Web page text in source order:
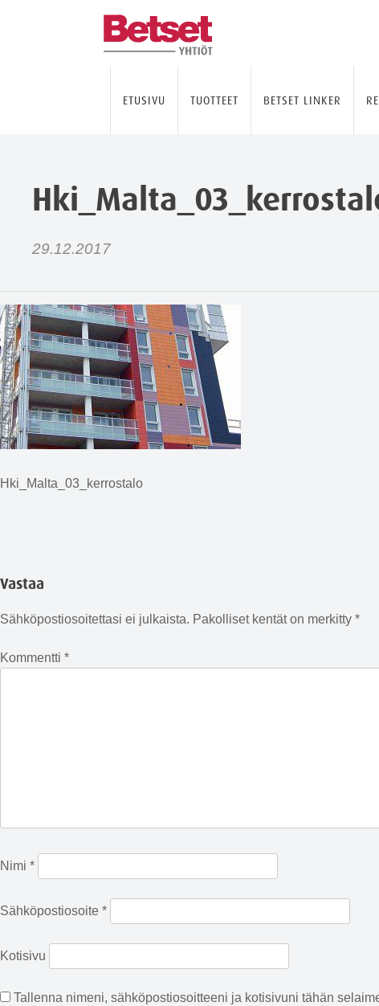
ETUSIVU TUOTTEET BETSET LINKER
29.12.2017
Hki_Malta_03_kerrostalo
Vastaa
Sähköpostiosoitettasi ei julkaista. Pakolliset kentät on merkitty *
Kommentti *
Nimi *
Sähköpostiosoite *
Kotisivu
Tallenna nimeni, sähköpostiosoitteeni ja kotisivuni tähän